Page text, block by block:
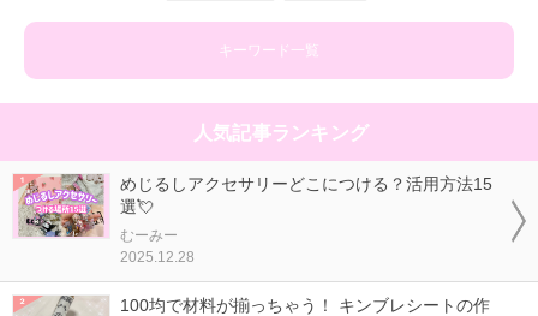
キーワード一覧
人気記事ランキング
めじるしアクセサリーどこにつける？活用方法15
選💘
むーみー
2025.12.28
100均で材料が揃っちゃう！ キンブレシートの作